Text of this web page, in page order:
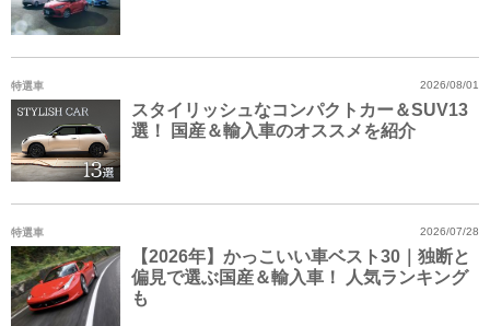
特選車
スタイリッシュなコンパクトカー＆SUV13
選！ 国産＆輸入車のオススメを紹介
2026/08/01
特選車
【2026年】かっこいい車ベスト30｜独断と
偏見で選ぶ国産＆輸入車！ 人気ランキング
も
2026/07/28